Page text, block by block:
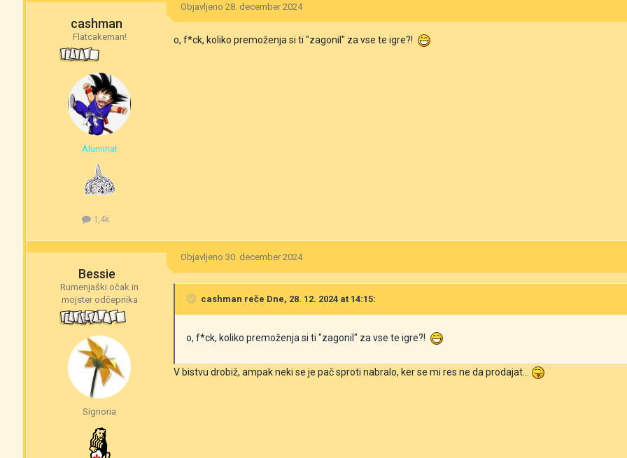
cashman
Flatcakeman!
Aluminat
1,4k
Objavljeno28. december 2024
o, f*ck, koliko premoženja si ti "zagonil" za vse te igre?!
Bessie
Rumenjaški očak in
mojster odčepnika
Signoria
Objavljeno30. december 2024
cashman reče Dne, 28. 12. 2024 at 14:15:
o, f*ck, koliko premoženja si ti "zagonil" za vse te igre?!
V bistvu drobiž, ampak neki se je pač sproti nabralo, ker se mi res ne da prodajat...